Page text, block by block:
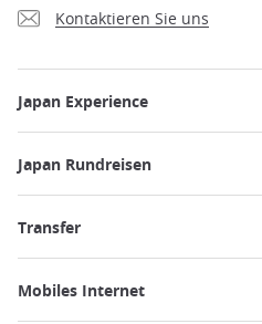
Kontaktieren Sie uns
Japan Experience
Japan Rundreisen
Transfer
Mobiles Internet